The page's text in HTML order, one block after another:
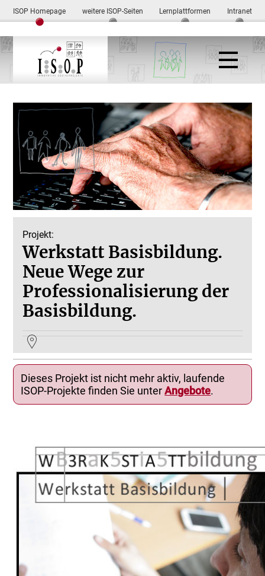
ISOP Homepage weitere ISOP-Seiten Lernplattformen Intranet
Projekt:
Werkstatt Basisbildung.
Neue Wege zur
Professionalisierung der
Basisbildung.
Dieses Projekt ist nicht mehr aktiv, laufende
ISOP-Projekte finden Sie unterAngebote.